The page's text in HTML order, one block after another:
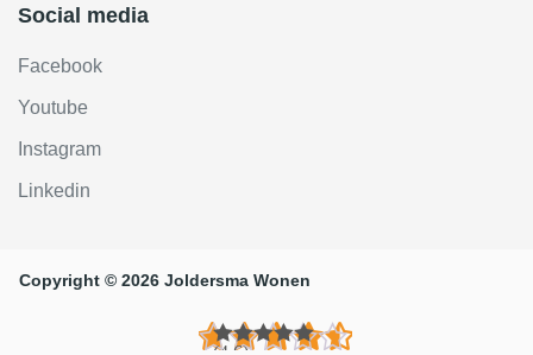
Social media
Facebook
Youtube
Instagram
Linkedin
Copyright © 2026 Joldersma Wonen
(4.6)